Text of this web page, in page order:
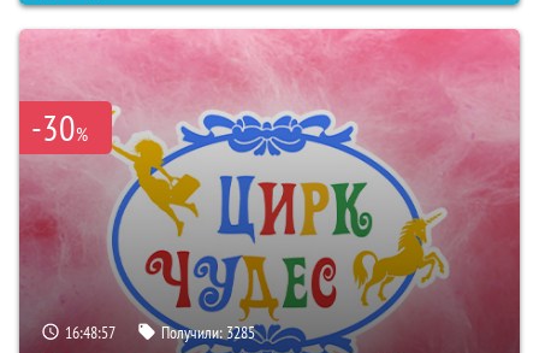
-30%
16:48:55 Получили: 3285